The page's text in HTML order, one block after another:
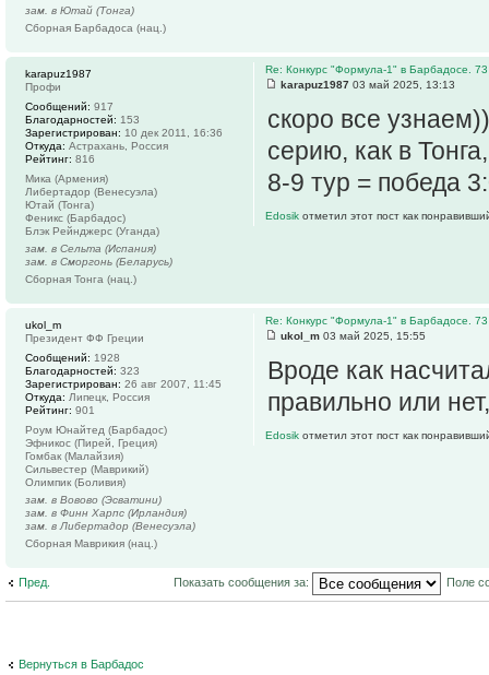
зам. в Ютай (Тонга)
Сборная Барбадоса (нац.)
Re: Конкурс "Формула-1" в Барбадосе. 73
karapuz1987 03 май 2025, 13:13
скоро все
серию, как в
8-9 тур = победа
Edosik отметил этот пост как
karapuz1987
Профи
Сообщений: 917
Благодарностей: 153
Зарегистрирован: 10 дек 2011, 16:36
Откуда: Астрахань, Россия
Рейтинг: 816
Мика (Армения)
Либертадор (Венесуэла)
Ютай (Тонга)
Феникс (Барбадос)
Блэк Рейнджерс (Уганда)
зам. в Сельта (Испания)
зам. в Сморгонь (Беларусь)
Сборная Тонга (нац.)
Re: Конкурс "Формула-1" в Барбадосе. 73
ukol_m 03 май 2025, 15:55
Вроде как
правильно или
Edosik отметил этот пост как
ukol_m
Президент ФФ Греции
Сообщений: 1928
Благодарностей: 323
Зарегистрирован: 26 авг 2007, 11:45
Откуда: Липецк, Россия
Рейтинг: 901
Роум Юнайтед (Барбадос)
Эфникос (Пирей, Греция)
Гомбак (Малайзия)
Сильвестер (Маврикий)
Олимпик (Боливия)
зам. в Вовово (Эсватини)
зам. в Финн Харпс (Ирландия)
зам. в Либертадор (Венесуэла)
Сборная Маврикия (нац.)
Пред. Показать сообщения за: Поле
Вернуться в Барбадос